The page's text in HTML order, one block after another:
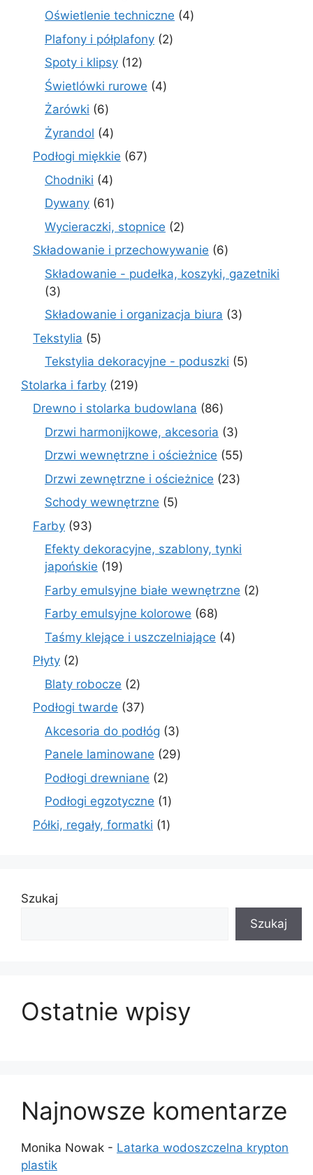
produkt
Oświetlenie techniczne 44
Plafony i półplafony 22
Spoty i klipsy 1212
produktów
Świetlówki rurowe 44
Żarówki 66
produktów
Żyrandol 44
produkty
Podłogi miękkie 6767
Chodniki 44
produkty
Dywany 6161
produktów
Wycieraczki, stopnice 22
produkty
Składowanie i przechowywanie 66
produktów
Składowanie - pudełka, koszyki, gazetniki
33
produkty
Składowanie i organizacja biura 33
Tekstylia 55
produktów
Tekstylia dekoracyjne - poduszki 55
Stolarka i farby 219219
produktów
Drewno i stolarka budowlana 8686
produktów
Drzwi harmonijkowe, akcesoria 33
produkty
Drzwi wewnętrzne i ościeżnice 5555
produktów
Drzwi zewnętrzne i ościeżnice 2323
Schody wewnętrzne 55
Farby 9393
produkty
Efekty dekoracyjne, szablony, tynki
japońskie
1919
produktów
Farby emulsyjne białe wewnętrzne 22
Farby emulsyjne kolorowe 6868
produktów
Taśmy klejące i uszczelniające 44
Płyty 22
produkty
Blaty robocze 22
produkty
Podłogi twarde 3737
produktów
Akcesoria do podłóg 33
produkty
Panele laminowane 2929
Podłogi drewniane 22
produkty
Podłogi egzotyczne 11
produkt
Półki, regały, formatki 11
Szukaj
Szukaj
Ostatnie wpisy
Najnowsze komentarze
Monika Nowak - Latarka wodoszczelna krypton
plastik